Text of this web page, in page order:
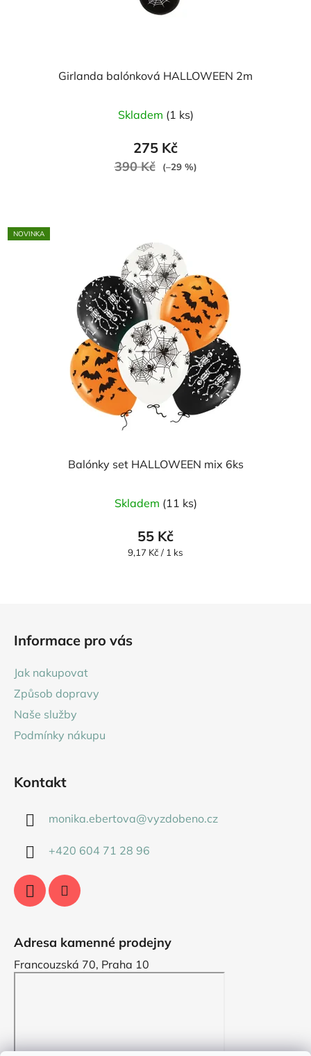
Girlanda balónková HALLOWEEN 2m
Skladem (1 ks)
275 Kč
390 Kč (–29 %)
NOVINKA
Balónky set HALLOWEEN mix 6ks
Skladem (11 ks)
55 Kč
Měrná
9,17 Kč / 1 ks
Informace pro vás
Jak nakupovat
Způsob dopravy
Naše služby
Podmínky nákupu
Kontakt
monika.ebertova@vyzdobeno.cz
+420 604 71 28 96
Adresa kamenné prodejny
Francouzská 70, Praha 10